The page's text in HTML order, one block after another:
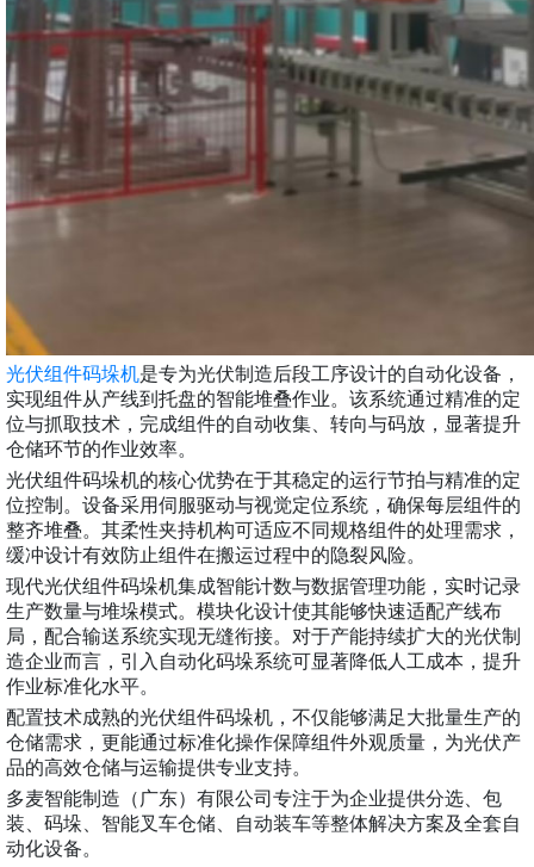
光伏组件码垛机是专为光伏制造后段工序设计的自动化设备，
实现组件从产线到托盘的智能堆叠作业。该系统通过精准的定
位与抓取技术，完成组件的自动收集、转向与码放，显著提升
仓储环节的作业效率。
光伏组件码垛机的核心优势在于其稳定的运行节拍与精准的定
位控制。设备采用伺服驱动与视觉定位系统，确保每层组件的
整齐堆叠。其柔性夹持机构可适应不同规格组件的处理需求，
缓冲设计有效防止组件在搬运过程中的隐裂风险。
现代光伏组件码垛机集成智能计数与数据管理功能，实时记录
生产数量与堆垛模式。模块化设计使其能够快速适配产线布
局，配合输送系统实现无缝衔接。对于产能持续扩大的光伏制
造企业而言，引入自动化码垛系统可显著降低人工成本，提升
作业标准化水平。
配置技术成熟的光伏组件码垛机，不仅能够满足大批量生产的
仓储需求，更能通过标准化操作保障组件外观质量，为光伏产
品的高效仓储与运输提供专业支持。
多麦智能制造（广东）有限公司专注于为企业提供分选、包
装、码垛、智能叉车仓储、自动装车等整体解决方案及全套自
动化设备。